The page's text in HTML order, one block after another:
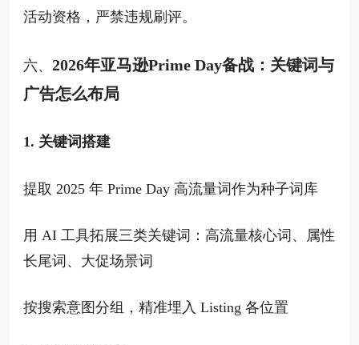
活动资格，严禁违规刷评。
六、 2026年亚马逊Prime Day备战：关键词与
广告怎么布局
1. 关键词搭建
提取 2025 年 Prime Day 高流量词作为种子词库
用 AI 工具拓展三类关键词：高流量核心词、属性
长尾词、大促场景词
按搜索意图分组，精准埋入 Listing 各位置